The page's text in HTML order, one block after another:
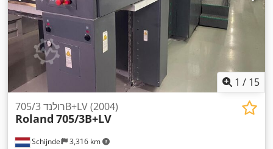
1 / 15
Schijndel 3,316 km
רולנד 705/3B+LV (2004)
Roland 705/3B+LV